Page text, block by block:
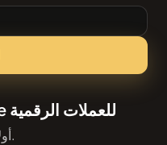
تعرف على تطبيق Coinvote للعملات الرقمية
سوف تجد بالتأكيد الرمز التالي x10 أولاً.